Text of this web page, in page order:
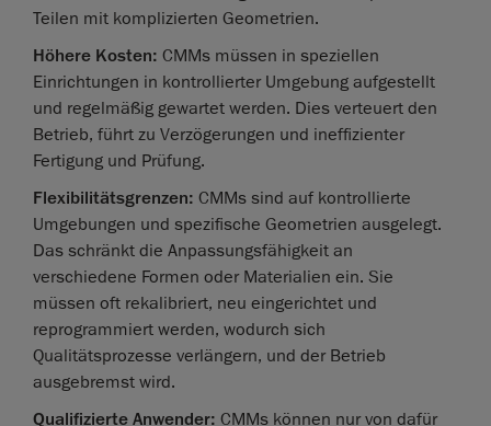
Teilen mit komplizierten Geometrien.
Höhere Kosten: CMMs müssen in speziellen
Einrichtungen in kontrollierter Umgebung aufgestellt
und regelmäßig gewartet werden. Dies verteuert den
Betrieb, führt zu Verzögerungen und ineffizienter
Fertigung und Prüfung.
Flexibilitätsgrenzen: CMMs sind auf kontrollierte
Umgebungen und spezifische Geometrien ausgelegt.
Das schränkt die Anpassungsfähigkeit an
verschiedene Formen oder Materialien ein. Sie
müssen oft rekalibriert, neu eingerichtet und
reprogrammiert werden, wodurch sich
Qualitätsprozesse verlängern, und der Betrieb
ausgebremst wird.
Qualifizierte Anwender: CMMs können nur von dafür